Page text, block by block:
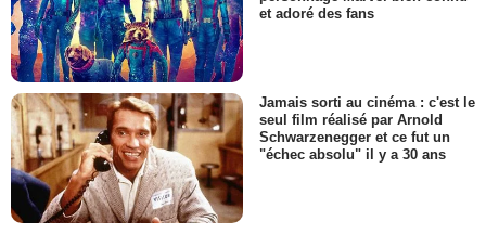
et adoré des fans
Jamais sorti au cinéma : c'est le
seul film réalisé par Arnold
Schwarzenegger et ce fut un
"échec absolu" il y a 30 ans